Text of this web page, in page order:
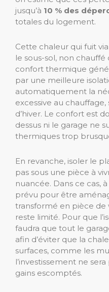
jusqu’à 10 % des
totales du logement.
Cette chaleur qui fuit
le sous-sol, non
confort thermique
par une meilleure
automatiquement la
excessive au
d’hiver. Le confort est
dessus ni le garage ne
thermiques trop
En revanche, isoler le
pas sous une pièce à
nuancée. Dans ce cas,
prévu pour être
transformé en pièce de
reste limité. Pour que
faudra que tout le
afin d’éviter que la
surfaces, comme les
l’investissement ne
gains escomptés.